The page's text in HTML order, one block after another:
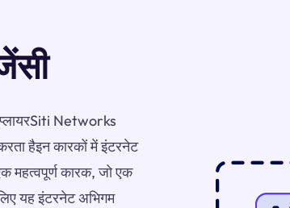
Networks
हैइन कारकों में इंटरनेट
महत्वपूर्ण कारक, जो एक
यह इंटरनेट अभिगम